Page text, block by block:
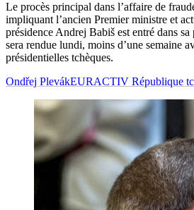
Le procès principal dans l’affaire de
impliquant l’ancien Premier ministre et
présidence Andrej Babiš est entré dans
sera rendue lundi, moins d’une semaine
présidentielles tchèques.
Ondřej PlevákEURACTIV République